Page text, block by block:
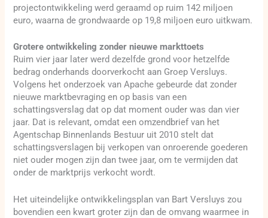
projectontwikkeling werd geraamd op ruim 142 miljoen
euro, waarna de grondwaarde op 19,8 miljoen euro uitkwam.
Grotere ontwikkeling zonder nieuwe markttoets
Ruim vier jaar later werd dezelfde grond voor hetzelfde
bedrag onderhands doorverkocht aan Groep Versluys.
Volgens het onderzoek van Apache gebeurde dat zonder
nieuwe marktbevraging en op basis van een
schattingsverslag dat op dat moment ouder was dan vier
jaar. Dat is relevant, omdat een omzendbrief van het
Agentschap Binnenlands Bestuur uit 2010 stelt dat
schattingsverslagen bij verkopen van onroerende goederen
niet ouder mogen zijn dan twee jaar, om te vermijden dat
onder de marktprijs verkocht wordt.
Het uiteindelijke ontwikkelingsplan van Bart Versluys zou
bovendien een kwart groter zijn dan de omvang waarmee in